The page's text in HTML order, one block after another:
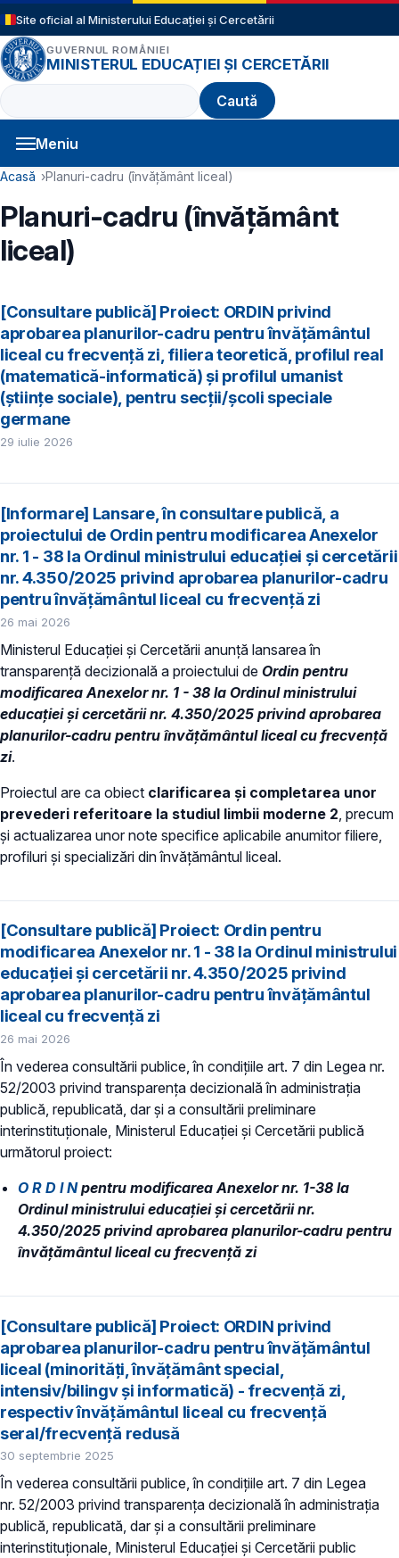
Sari la conținutul principal
Site oficial al Ministerului Educației și Cercetării
GUVERNUL ROMÂNIEI
MINISTERUL EDUCAȚIEI ȘI CERCETĂRII
Caută
Meniu
Navigație principală
Cale de navigare
Acasă Planuri-cadru (învățământ liceal)
Planuri-cadru (învățământ
liceal)
[Consultare publică] Proiect: ORDIN privind
aprobarea planurilor-cadru pentru învățământul
liceal cu frecvență zi, filiera teoretică, profilul real
(matematică-informatică) și profilul umanist
(științe sociale), pentru secții/școli speciale
germane
29 iulie 2026
[Informare] Lansare, în consultare publică, a
proiectului de Ordin pentru modificarea Anexelor
nr. 1 - 38 la Ordinul ministrului educației și cercetării
nr. 4.350/2025 privind aprobarea planurilor-cadru
pentru învățământul liceal cu frecvență zi
26 mai 2026
Ministerul Educației și Cercetării anunță lansarea în
transparență decizională a proiectului de Ordin pentru
modificarea Anexelor nr. 1 - 38 la Ordinul ministrului
educației și cercetării nr. 4.350/2025 privind aprobarea
planurilor-cadru pentru învățământul liceal cu frecvență
zi.
Proiectul are ca obiect clarificarea și completarea unor
prevederi referitoare la studiul limbii moderne 2 , precum
și actualizarea unor note specifice aplicabile anumitor filiere,
profiluri și specializări din învățământul liceal.
[Consultare publică] Proiect: Ordin pentru
modificarea Anexelor nr. 1 - 38 la Ordinul ministrului
educației și cercetării nr. 4.350/2025 privind
aprobarea planurilor-cadru pentru învățământul
liceal cu frecvență zi
26 mai 2026
În vederea consultării publice, în condiţiile art. 7 din Legea nr.
52/2003 privind transparenţa decizională în administraţia
publică, republicată, dar și a consultării preliminare
interinstituționale, Ministerul Educaţiei și Cercetării publică
următorul proiect:
O R D I Npentru modificarea Anexelor nr. 1-38 la
Ordinul ministrului educației și cercetării nr.
4.350/2025 privind aprobarea planurilor-cadru pentru
învățământul liceal cu frecvență zi
[Consultare publică] Proiect: ORDIN privind
aprobarea planurilor-cadru pentru învățământul
liceal (minorități, învățământ special,
intensiv/bilingv și informatică) - frecvență zi,
respectiv învățământul liceal cu frecvență
seral/frecvență redusă
30 septembrie 2025
În vederea consultării publice, în condiţiile art. 7 din Legea
nr. 52/2003 privind transparenţa decizională în administraţia
publică, republicată, dar și a consultării preliminare
interinstituționale, Ministerul Educaţiei și Cercetării public